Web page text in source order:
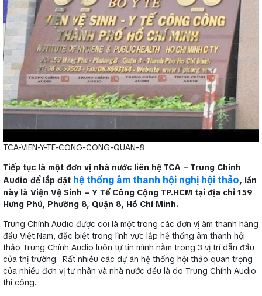
TCA-VIEN-Y-TE-CONG-CONG-QUAN-8
Tiếp tục là một đơn vị nhà nước liên hệ TCA – Trung Chính
Audio để lắp đặt hệ thống âm thanh hội nghị hội thảo, lần
này là Viện Vệ Sinh – Y Tế Công Cộng TP.HCM tại địa chỉ 159
Hưng Phú, Phường 8, Quận 8, Hồ Chí Minh.
Trung Chính Audio được coi là một trong các đơn vị âm thanh hàng
đầu Việt Nam, đặc biệt trong lĩnh vực lắp hệ thống âm thanh hội
thảo Trung Chính Audio luôn tự tin mình nằm trong 3 vị trí dẫn đầu
của thị trường. Rất nhiều các dự án hệ thống hội thảo quan trọng
của nhiều đơn vị tư nhân và nhà nước đều là do Trung Chính Audio
thi công.